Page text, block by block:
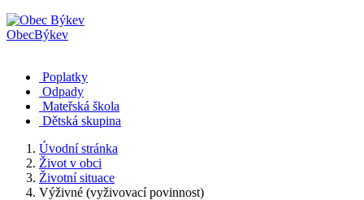
ObecBýkev
Poplatky
Odpady
Mateřská škola
Dětská skupina
Úvodní stránka
Život v obci
Životní situace
Výživné (vyživovací povinnost)